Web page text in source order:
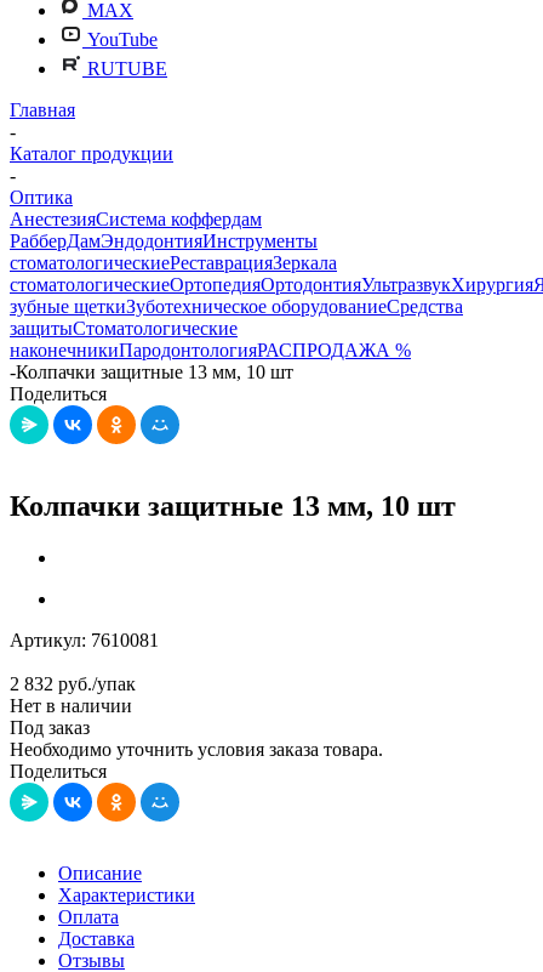
MAX
YouTube
RUTUBE
Главная
-
Каталог продукции
-
Оптика
АнестезияСистема коффердам
РабберДамЭндодонтияИнструменты
стоматологическиеРеставрацияЗеркала
стоматологическиеОртопедияОртодонтияУльтразвукХирургия
зубные щеткиЗуботехническое оборудованиеСредства
защитыСтоматологические
наконечникиПародонтологияРАСПРОДАЖА %
-Колпачки защитные 13 мм, 10 шт
Поделиться
Колпачки защитные 13 мм, 10 шт
Артикул: 7610081
2 832 руб./упак
Нет в наличии
Под заказ
Необходимо уточнить условия заказа товара.
Поделиться
Описание
Характеристики
Оплата
Доставка
Отзывы